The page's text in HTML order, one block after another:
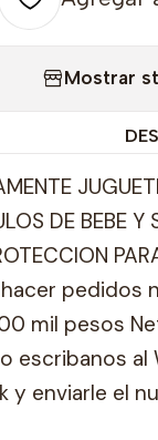
Mostrar
DE BEBE
pedidos
mil pesos
escribanos
y enviarle el